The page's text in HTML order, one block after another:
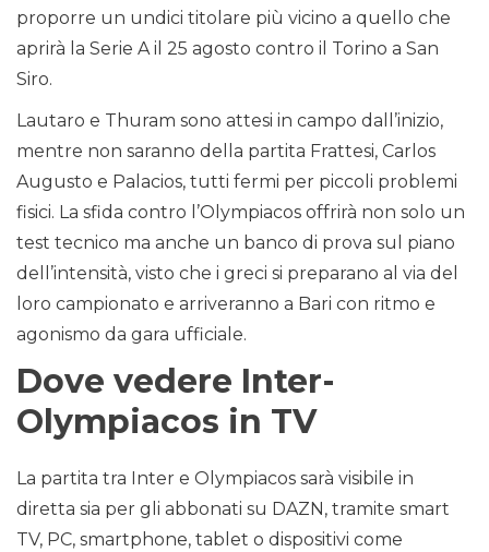
proporre un undici titolare più vicino a quello che
aprirà la Serie A il 25 agosto contro il Torino a San
Siro.
Lautaro e Thuram sono attesi in campo dall’inizio,
mentre non saranno della partita Frattesi, Carlos
Augusto e Palacios, tutti fermi per piccoli problemi
fisici. La sfida contro l’Olympiacos offrirà non solo un
test tecnico ma anche un banco di prova sul piano
dell’intensità, visto che i greci si preparano al via del
loro campionato e arriveranno a Bari con ritmo e
agonismo da gara ufficiale.
Dove vedere Inter-
Olympiacos in TV
La partita tra Inter e Olympiacos sarà visibile in
diretta sia per gli abbonati su DAZN, tramite smart
TV, PC, smartphone, tablet o dispositivi come